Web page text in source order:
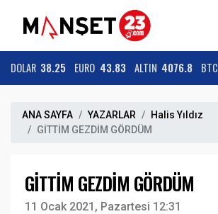
DOLAR 38.25 EURO 43.83 ALTIN 4076.8 BTC
ANA SAYFA YAZARLAR
Halis Yıldız
GİTTİM GEZDİM GÖRDÜM
GİTTİM GEZDİM GÖRDÜM
11 Ocak 2021, Pazartesi 12:31